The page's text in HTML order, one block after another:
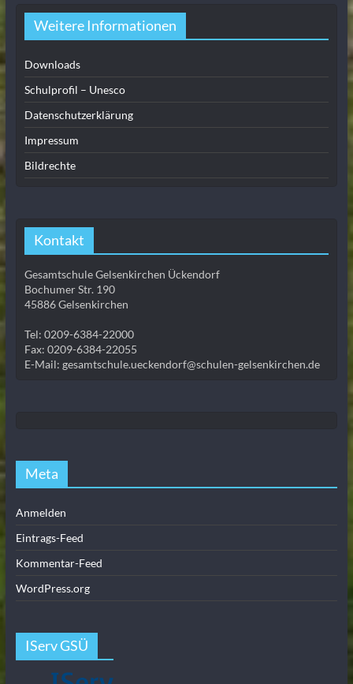
Weitere Informationen
Downloads
Schulprofil – Unesco
Datenschutzerklärung
Impressum
Bildrechte
Kontakt
Gesamtschule Gelsenkirchen Ückendorf
Bochumer Str. 190
45886 Gelsenkirchen
Tel: 0209-6384-22000
Fax: 0209-6384-22055
E-Mail: gesamtschule.ueckendorf@schulen-gelsenkirchen.de
Meta
Anmelden
Eintrags-Feed
Kommentar-Feed
WordPress.org
IServ GSÜ